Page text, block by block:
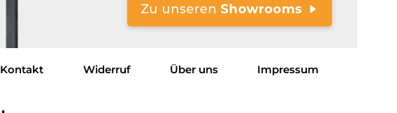
Kontakt Widerruf Über uns Impressum